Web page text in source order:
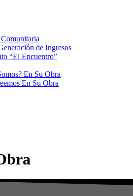
de Ingresos
“El Encuentro”
En Su Obra
En Su Obra